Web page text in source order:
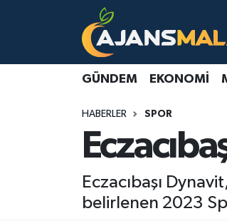
GÜNDEM EKONOMI
HABERLER SPOR
Eczacıbaşı
belirlenen 2023
Gündem
Malatya Nöbetçi Eczaneler
Malatya Trafik Yoğunluk Haritası
TFF 3.Lig 2.Grup Puan Durumu